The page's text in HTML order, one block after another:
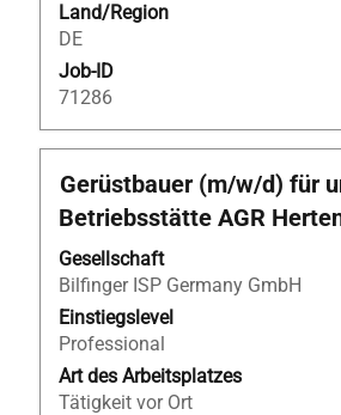
Land/Region
DE
Job-ID
71286
Stellenbezeichnung
Gerüstbauer (m/w/d) für
Betriebsstätte AGR
Gesellschaft
Bilfinger ISP Germany GmbH
Einstiegslevel
Professional
Art des Arbeitsplatzes
Tätigkeit vor Ort
Drücken
Sie
die
Leertaste,
um
die
Stelleninformationen
vollständig
anzuzeigen.